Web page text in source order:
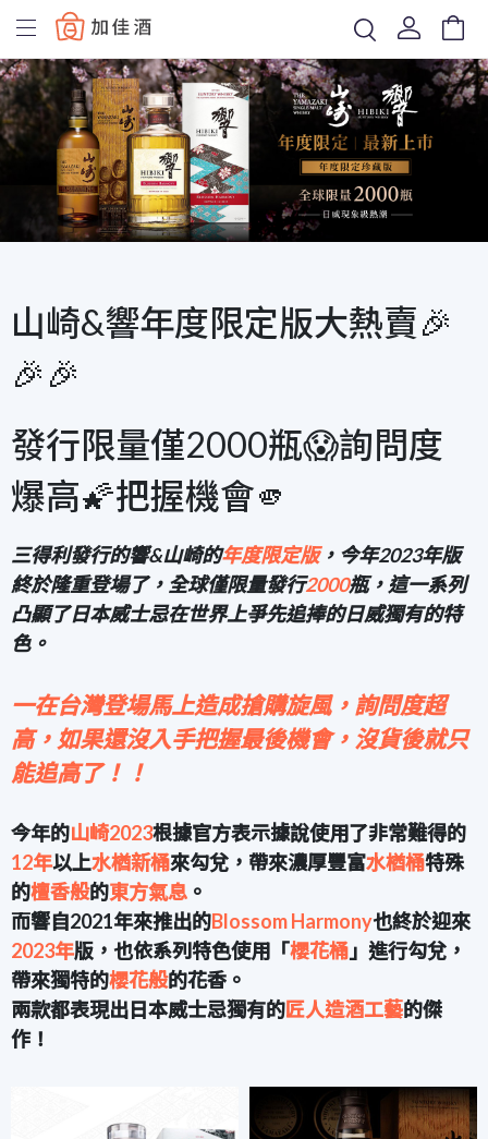
Baccus
山崎&響年度限定版大熱賣🎉
🎉🎉
發行限量僅2000瓶😱詢問度
爆高🌠把握機會🫵
三得利發行的響&山崎的年度限定版，今年2023年版
終於隆重登場了，全球僅限量發行2000瓶，這一系列
凸顯了日本威士忌在世界上爭先追捧的日威獨有的特
色。
一在台灣登場馬上造成搶購旋風，詢問度超
高，如果還沒入手把握最後機會，沒貨後就只
能追高了！！
今年的山崎2023根據官方表示據說使用了非常難得的
12年以上水楢新桶來勾兌，帶來濃厚豐富水楢桶特殊
的檀香般的東方氣息 。
而響自2021年來推出的Blossom Harmony也終於迎來
2023年版，也依系列特色使用「櫻花桶 」進行勾兌，
帶來獨特的櫻花般的花香。
兩款都表現出日本威士忌獨有的匠人造酒工藝的傑
作！